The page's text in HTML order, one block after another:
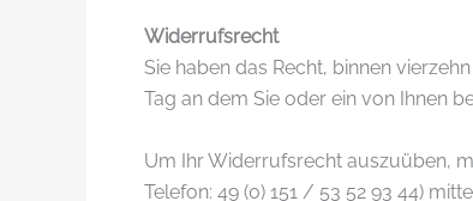
Widerrufsrecht
Sie haben das Recht, binnen
Tag an dem Sie oder ein von Ihnen
Um Ihr Widerrufsrecht auszuüben,
Telefon: 49 (0) 151 / 53 52 93 44)